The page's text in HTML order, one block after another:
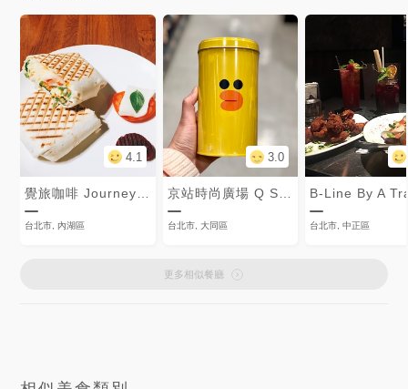
4.1
覺旅咖啡 JourneyKaffe
台北市, 內湖區
3.0
京站時尚廣場 Q Square
台北市, 大同區
B-Line By A
台北市, 中正區
更多相似餐廳